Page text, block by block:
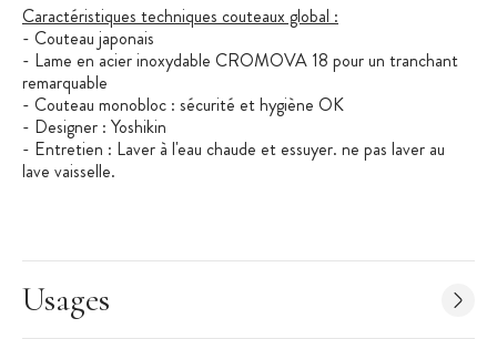
Caractéristiques techniques couteaux global :
- Couteau japonais
- Lame en acier inoxydable CROMOVA 18 pour un tranchant
remarquable
- Couteau monobloc : sécurité et hygiène OK
- Designer : Yoshikin
- Entretien : Laver à l'eau chaude et essuyer. ne pas laver au
lave vaisselle.
Usages